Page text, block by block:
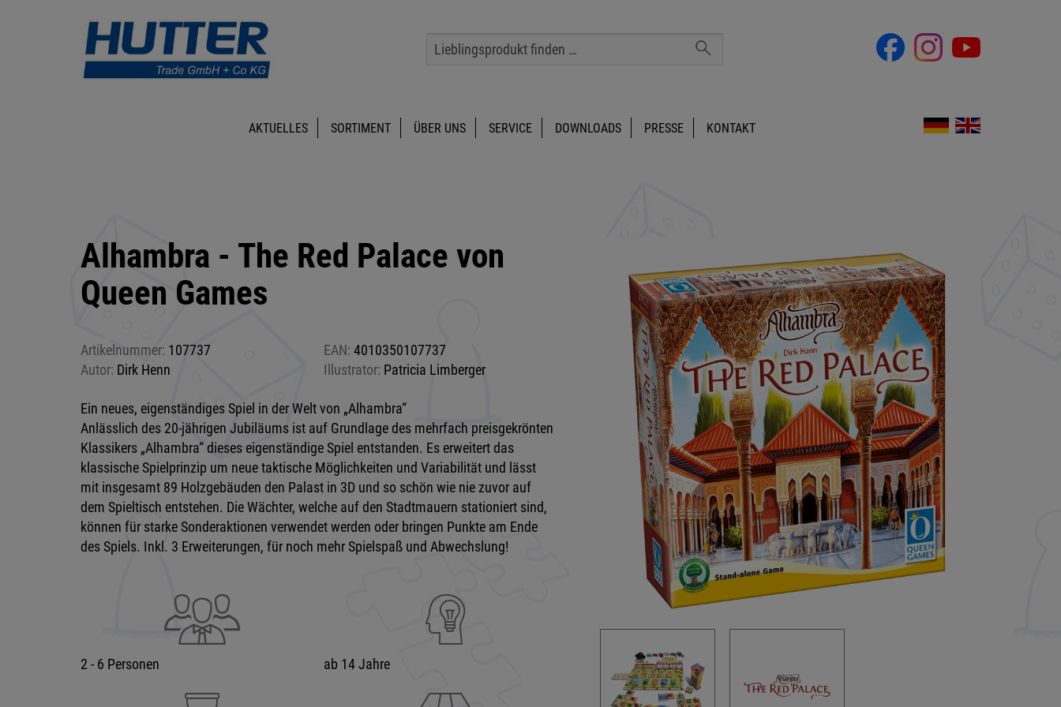
AKTUELLES SORTIMENT ÜBER UNS SERVICE DOWNLOADS PRESSE KONTAKT
Alhambra - The Red Palace von
Queen Games
Artikelnummer: 107737 EAN: 4010350107737
Autor: Dirk Henn Illustrator: Patricia Limberger
Ein neues, eigenständiges Spiel in der Welt von „Alhambra“
Anlässlich des 20-jährigen Jubiläums ist auf Grundlage des mehrfach preisgekrönten
Klassikers „Alhambra“ dieses eigenständige Spiel entstanden. Es erweitert das
klassische Spielprinzip um neue taktische Möglichkeiten und Variabilität und lässt
mit insgesamt 89 Holzgebäuden den Palast in 3D und so schön wie nie zuvor auf
dem Spieltisch entstehen. Die Wächter, welche auf den Stadtmauern stationiert sind,
können für starke Sonderaktionen verwendet werden oder bringen Punkte am Ende
des Spiels. Inkl. 3 Erweiterungen, für noch mehr Spielspaß und Abwechslung!
2 - 6 Personen ab 14 Jahre